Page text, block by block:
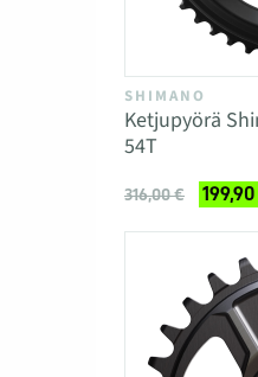
SHIMANO
Ketjupyörä
54T
316,00 €